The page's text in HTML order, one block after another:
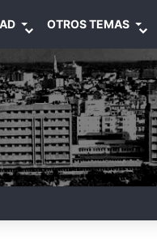
OTROS TEMAS